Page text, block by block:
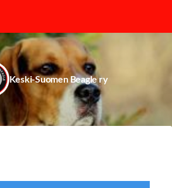
Keski-Suomen Beagle ry